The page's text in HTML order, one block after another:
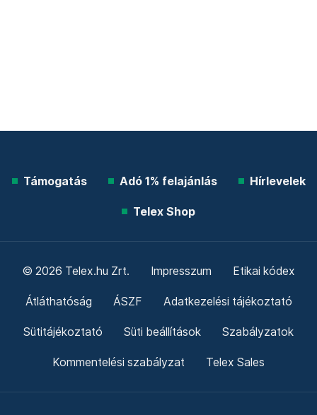
Támogatás Adó 1% felajánlás Hírlevelek
Telex Shop
© 2026 Telex.hu Zrt. Impresszum Etikai kódex
Átláthatóság ÁSZF Adatkezelési tájékoztató
Sütitájékoztató Süti beállítások Szabályzatok
Kommentelési szabályzat Telex Sales